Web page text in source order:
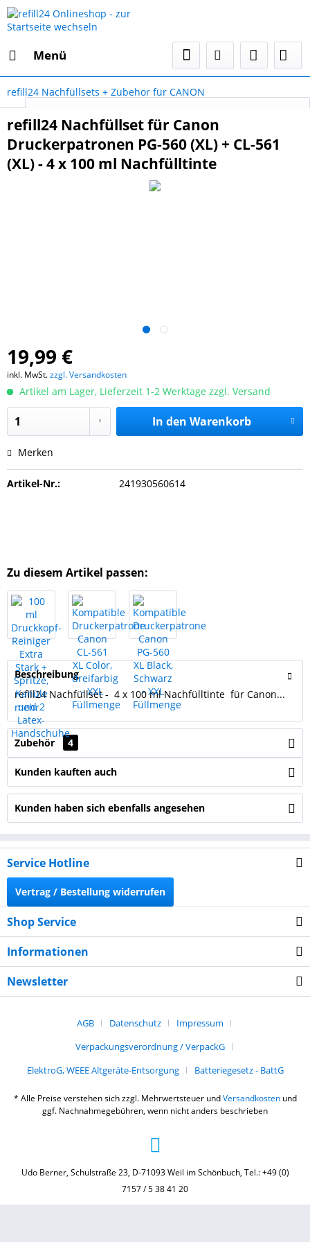
Menü
refill24 Nachfüllsets + Zubehör für CANON
refill24 Nachfüllset für Canon
Druckerpatronen PG-560 (XL) + CL-561
(XL) - 4 x 100 ml Nachfülltinte
19,99 €
inkl. MwSt.zzgl. Versandkosten
Artikel am Lager, Lieferzeit 1-2 Werktage zzgl. Versand
In den Warenkorb
Merken
Artikel-Nr.: 241930560614
Zu diesem Artikel passen:
Beschreibung
refill24 Nachfüllset - 4 x 100 ml Nachfülltinte für Canon...
mehr
Zubehör 4
Kunden kauften auch
Kunden haben sich ebenfalls angesehen
Service Hotline
Vertrag / Bestellung widerrufen
Shop Service
Informationen
Newsletter
AGB Datenschutz
Impressum
Verpackungsverordnung / VerpackG
ElektroG, WEEE Altgeräte-Entsorgung
Batteriegesetz - BattG
* Alle Preise verstehen sich zzgl. Mehrwertsteuer undVersandkostenund
ggf. Nachnahmegebühren, wenn nicht anders beschrieben
Udo Berner, Schulstraße 23, D-71093 Weil im Schönbuch, Tel.: +49 (0)
7157 / 5 38 41 20